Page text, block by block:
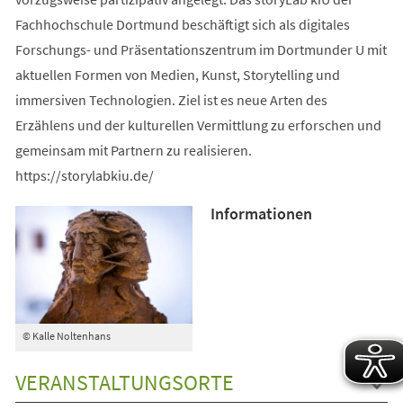
Fachhochschule Dortmund beschäftigt sich als digitales
Forschungs- und Präsentationszentrum im Dortmunder U mit
aktuellen Formen von Medien, Kunst, Storytelling und
immersiven Technologien. Ziel ist es neue Arten des
Erzählens und der kulturellen Vermittlung zu erforschen und
gemeinsam mit Partnern zu realisieren.
https://storylabkiu.de/
© Kalle Noltenhans
Informationen
VERANSTALTUNGSORTE